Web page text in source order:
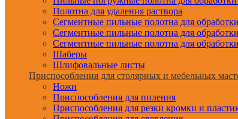
Полотна для удаления раствора
Сегментные пильные полотна для
Сегментные пильные полотна для
Сегментные пильные полотна для
Шаберы
Шлифовальные листы
Приспособления для столярных и мебельных
Ножи
Приспособления для пиления
Приспособления для резки кромки и